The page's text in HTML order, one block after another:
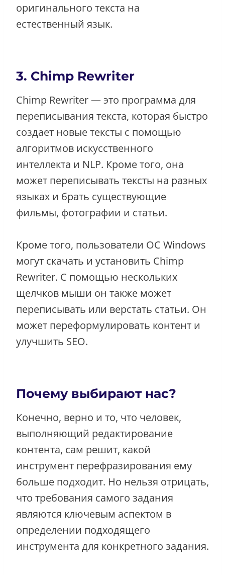
оригинального текста на
естественный язык.
3. Chimp Rewriter
Chimp Rewriter — это программа для
переписывания текста, которая быстро
создает новые тексты с помощью
алгоритмов искусственного
интеллекта и NLP. Кроме того, она
может переписывать тексты на разных
языках и брать существующие
фильмы, фотографии и статьи.
Кроме того, пользователи ОС Windows
могут скачать и установить Chimp
Rewriter. С помощью нескольких
щелчков мыши он также может
переписывать или верстать статьи. Он
может переформулировать контент и
улучшить SEO.
Почему выбирают нас?
Конечно, верно и то, что человек,
выполняющий редактирование
контента, сам решит, какой
инструмент перефразирования ему
больше подходит. Но нельзя отрицать,
что требования самого задания
являются ключевым аспектом в
определении подходящего
инструмента для конкретного задания.